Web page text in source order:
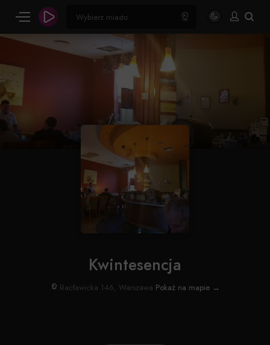
Kwintesencja
Racławicka 146, Warszawa Pokaż na mapie →